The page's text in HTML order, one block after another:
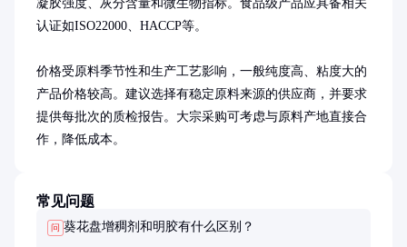
凝胶强度、灰分含量和微生物指标。食品级产品应具备相关
认证如ISO22000、HACCP等。
价格受原料季节性和生产工艺影响，一般纯度高、粘度大的
产品价格较高。建议选择有稳定原料来源的供应商，并要求
提供每批次的质检报告。大宗采购可考虑与原料产地直接合
作，降低成本。
常见问题
问 葵花盘增稠剂和明胶有什么区别？